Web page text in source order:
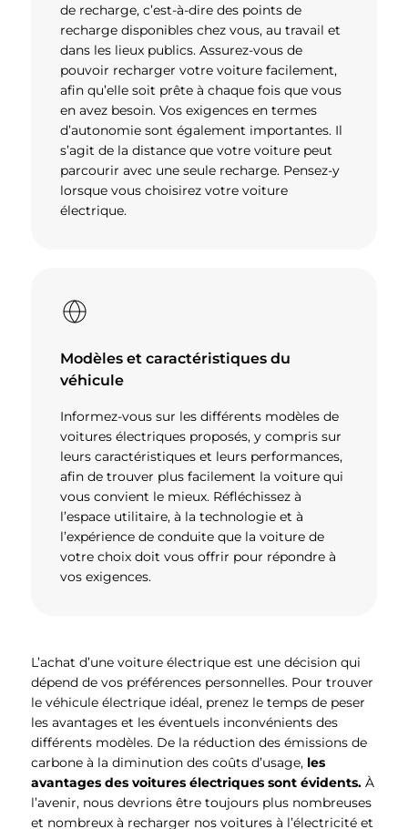
de recharge, c’est-à-dire des points de
recharge disponibles chez vous, au travail et
dans les lieux publics. Assurez-vous de
pouvoir recharger votre voiture facilement,
afin qu’elle soit prête à chaque fois que vous
en avez besoin. Vos exigences en termes
d’autonomie sont également importantes. Il
s’agit de la distance que votre voiture peut
parcourir avec une seule recharge. Pensez-y
lorsque vous choisirez votre voiture
électrique.
Modèles et caractéristiques du
véhicule
Informez-vous sur les différents modèles de
voitures électriques proposés, y compris sur
leurs caractéristiques et leurs performances,
afin de trouver plus facilement la voiture qui
vous convient le mieux. Réfléchissez à
l’espace utilitaire, à la technologie et à
l’expérience de conduite que la voiture de
votre choix doit vous offrir pour répondre à
vos exigences.
L’achat d’une voiture électrique est une décision qui
dépend de vos préférences personnelles. Pour trouver
le véhicule électrique idéal, prenez le temps de peser
les avantages et les éventuels inconvénients des
différents modèles. De la réduction des émissions de
carbone à la diminution des coûts d’usage, les
avantages des voitures électriques sont évidents.À
l’avenir, nous devrions être toujours plus nombreuses
et nombreux à recharger nos voitures à l’électricité et